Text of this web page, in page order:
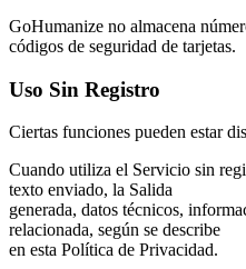
GoHumanize no almacena
códigos de seguridad de tarjetas.
Uso Sin Registro
Ciertas funciones pueden estar
Cuando utiliza el Servicio sin
texto enviado, la Salida
generada, datos técnicos,
relacionada, según se describe
en esta Política de Privacidad.